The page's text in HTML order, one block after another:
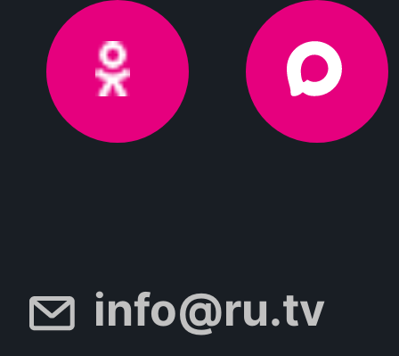
info@ru.tv